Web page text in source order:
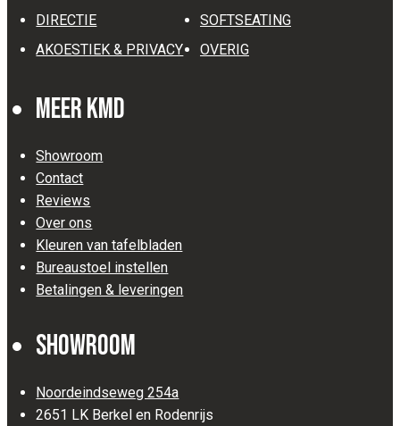
DIRECTIE
SOFTSEATING
AKOESTIEK & PRIVACY
OVERIG
Meer KMD
Showroom
Contact
Reviews
Over ons
Kleuren van tafelbladen
Bureaustoel instellen
Betalingen & leveringen
Showroom
Noordeindseweg 254a
2651 LK Berkel en Rodenrijs